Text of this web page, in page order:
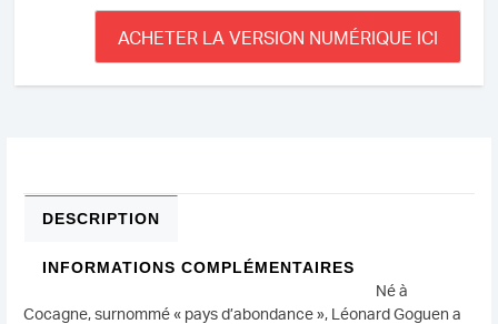
ACHETER LA VERSION NUMÉRIQUE ICI
DESCRIPTION
INFORMATIONS COMPLÉMENTAIRES
Né à
Cocagne, surnommé « pays d’abondance », Léonard Goguen a